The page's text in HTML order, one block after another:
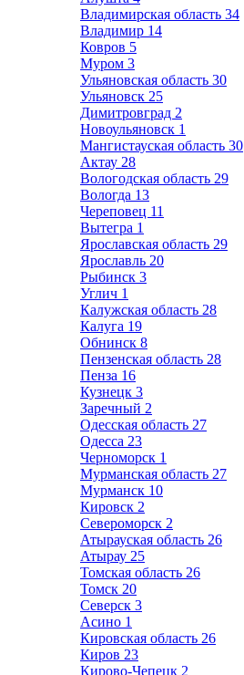
Владимирская область 34
Владимир 14
Ковров 5
Муром 3
Ульяновская область 30
Ульяновск 25
Димитровград 2
Новоульяновск 1
Мангистауская область 30
Актау 28
Вологодская область 29
Вологда 13
Череповец 11
Вытегра 1
Ярославская область 29
Ярославль 20
Рыбинск 3
Углич 1
Калужская область 28
Калуга 19
Обнинск 8
Пензенская область 28
Пенза 16
Кузнецк 3
Заречный 2
Одесская область 27
Одесса 23
Черноморск 1
Мурманская область 27
Мурманск 10
Кировск 2
Североморск 2
Атырауская область 26
Атырау 25
Томская область 26
Томск 20
Северск 3
Асино 1
Кировская область 26
Киров 23
Кирово-Чепецк 2